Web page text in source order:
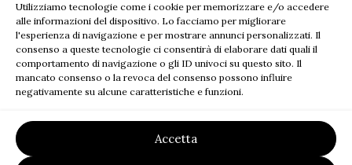
Utilizziamo tecnologie come i cookie per memorizzare e/o accedere
alle informazioni del dispositivo. Lo facciamo per migliorare
l'esperienza di navigazione e per mostrare annunci personalizzati. Il
consenso a queste tecnologie ci consentirà di elaborare dati quali il
comportamento di navigazione o gli ID univoci su questo sito. Il
mancato consenso o la revoca del consenso possono influire
negativamente su alcune caratteristiche e funzioni.
Accetta
Tel: +39 081 81 81 945
Mail: pezzutofrancesco21@gmail.com
JEWELS BLOG
LINK UTILI